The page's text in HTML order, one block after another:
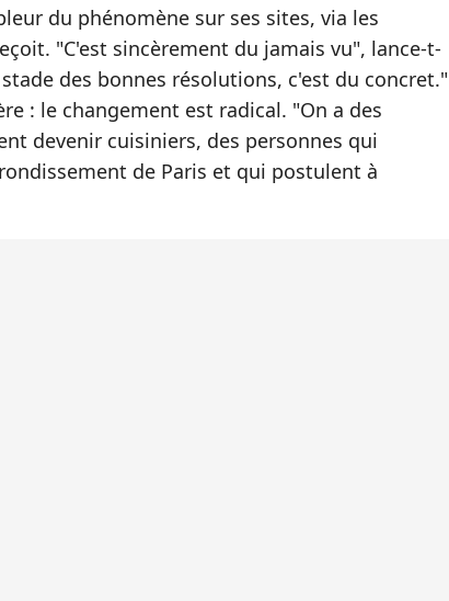
du phénomène sur ses sites, via les
"C'est sincèrement du jamais vu", lance-t-
des bonnes résolutions, c'est du concret."
: le changement est radical. "On a des
devenir cuisiniers, des personnes qui
de Paris et qui postulent à